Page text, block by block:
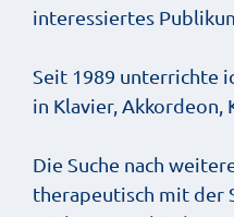
interessiertes
Seit 1989 unterrichte
in Klavier, Akkordeon,
Die Suche nach
therapeutisch mit der